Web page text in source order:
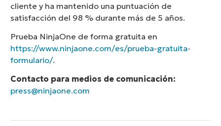
cliente y ha mantenido una puntuación de
satisfacción del 98 % durante más de 5 años.
Prueba NinjaOne de forma gratuita en
https://www.ninjaone.com/es/prueba-gratuita-
formulario/.
Contacto para medios de comunicación:
press@ninjaone.com